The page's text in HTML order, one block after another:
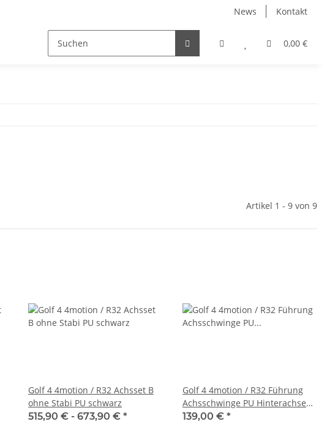
News Kontakt
0,00 €
Artikel 1 - 9 von 9
Golf 4 4motion / R32 Achsset B
ohne Stabi PU schwarz
515,90 € - 673,90 € *
Golf 4 4motion / R32 Führung
Achsschwinge PU Hinterachse
schwarz
139,00 € *